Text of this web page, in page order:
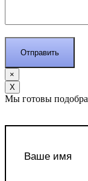
×
Х
Мы готовы